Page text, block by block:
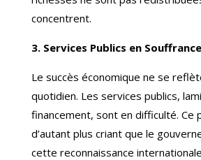
concentrent.
3. Services Publics en Souffrance
Le succès économique ne se
quotidien. Les services publics,
financement, sont en difficulté. Ce
d’autant plus criant que le
cette reconnaissance